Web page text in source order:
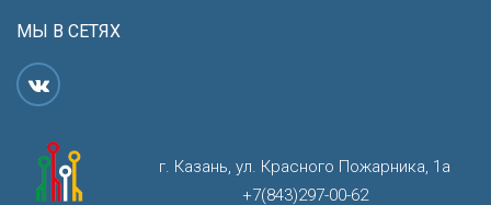
МЫ В СЕТЯХ
г. Казань, ул. Красного Пожарника, 1а
+7(843)297-00-62